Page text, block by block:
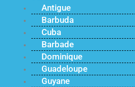
Antigue
Barbuda
Cuba
Barbade
Dominique
Guadeloupe
Guyane